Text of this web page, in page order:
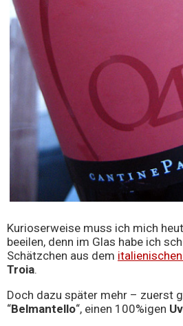
Kurioserweise muss ich mich
beeilen, denn im Glas habe ich
Schätzchen aus dem
Troia.
Doch dazu später mehr – zuerst
“Belmantello“, einen 100%igen